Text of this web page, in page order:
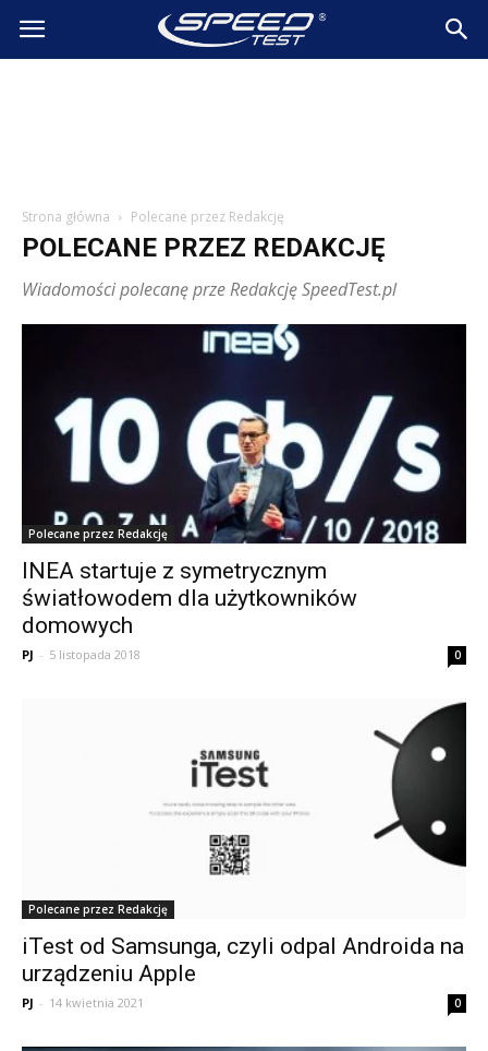
SpeedTest.pl
Strona główna Polecane przez Redakcję
POLECANE PRZEZ REDAKCJĘ
Wiadomości polecanę prze Redakcję SpeedTest.pl
Polecane przez Redakcję
INEA startuje z symetrycznym
światłowodem dla użytkowników
domowych
PJ - 5 listopada 2018 0
Polecane przez Redakcję
iTest od Samsunga, czyli odpal Androida na
urządzeniu Apple
PJ - 14 kwietnia 2021 0